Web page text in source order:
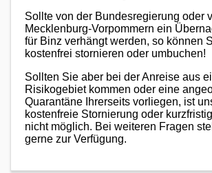
Sollte von der Bundesregierung oder
Mecklenburg-Vorpommern ein
für Binz verhängt werden, so können
kostenfrei stornieren oder umbuchen!
Sollten Sie aber bei der Anreise aus
Risikogebiet kommen oder eine
Quarantäne Ihrerseits vorliegen, ist
kostenfreie Stornierung oder
nicht möglich. Bei weiteren Fragen
gerne zur Verfügung.